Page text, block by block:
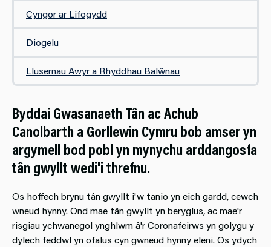
Cyngor ar Lifogydd
Diogelu
Llusernau Awyr a Rhyddhau Balŵnau
Byddai Gwasanaeth Tân ac Achub
Canolbarth a Gorllewin Cymru bob amser yn
argymell bod pobl yn mynychu arddangosfa
tân gwyllt wedi'i threfnu.
Os hoffech brynu tân gwyllt i'w tanio yn eich gardd, cewch
wneud hynny. Ond mae tân gwyllt yn beryglus, ac mae'r
risgiau ychwanegol ynghlwm â'r Coronafeirws yn golygu y
dylech feddwl yn ofalus cyn gwneud hynny eleni. Os ydych